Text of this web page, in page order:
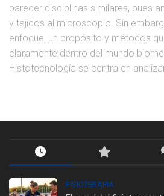
parecer disciplinas similares, pues
y tejidos al microscopio. Sin
enfoque, un propósito y métodos
claramente dentro del mundo
Histotecnología se centra en
FISIOTERAPIA